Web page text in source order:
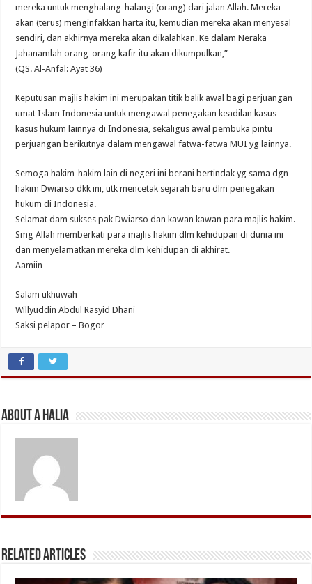
mereka untuk menghalang-halangi (orang) dari jalan Allah. Mereka
akan (terus) menginfakkan harta itu, kemudian mereka akan menyesal
sendiri, dan akhirnya mereka akan dikalahkan. Ke dalam Neraka
Jahanamlah orang-orang kafir itu akan dikumpulkan,”
(QS. Al-Anfal: Ayat 36)
Keputusan majlis hakim ini merupakan titik balik awal bagi perjuangan
umat Islam Indonesia untuk mengawal penegakan keadilan kasus-
kasus hukum lainnya di Indonesia, sekaligus awal pembuka pintu
perjuangan berikutnya dalam mengawal fatwa-fatwa MUI yg lainnya.
Semoga hakim-hakim lain di negeri ini berani bertindak yg sama dgn
hakim Dwiarso dkk ini, utk mencetak sejarah baru dlm penegakan
hukum di Indonesia.
Selamat dam sukses pak Dwiarso dan kawan kawan para majlis hakim.
Smg Allah memberkati para majlis hakim dlm kehidupan di dunia ini
dan menyelamatkan mereka dlm kehidupan di akhirat.
Aamiin
Salam ukhuwah
Willyuddin Abdul Rasyid Dhani
Saksi pelapor – Bogor
About A Halia
Related Articles